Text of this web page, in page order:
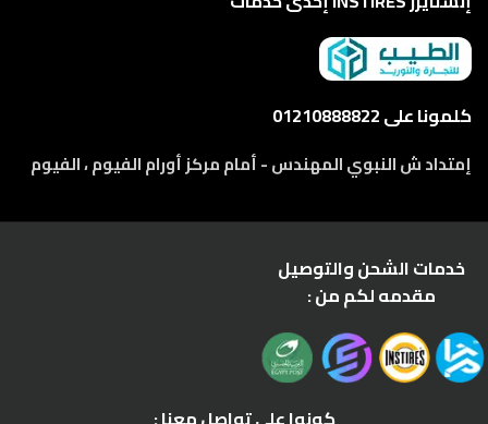
كلمونا على 01210888822
إمتداد ش النبوي المهندس - أمام مركز أورام الفيوم ، الفيوم
خدمات الشحن والتوصيل
مقدمه لكم من :